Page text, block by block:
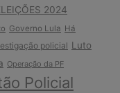
2024
Governo Lula Há
policial Luto
Operação da PF
Policial